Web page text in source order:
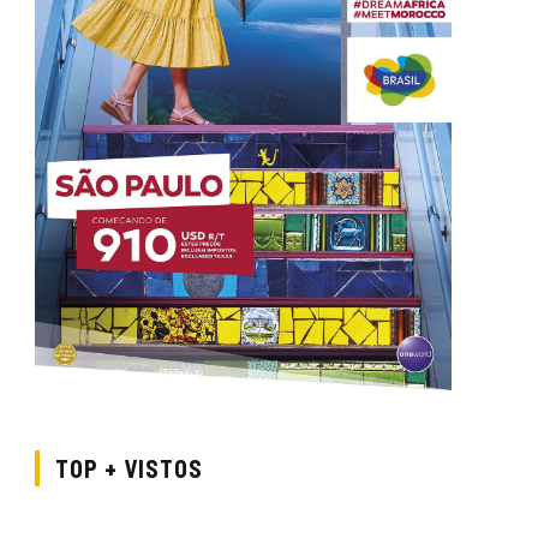
TOP + VISTOS